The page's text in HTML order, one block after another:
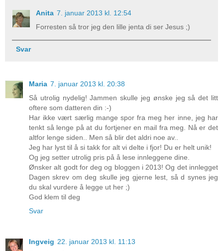
Anita 7. januar 2013 kl. 12:54
Forresten så tror jeg den lille jenta di ser Jesus ;)
Svar
Maria 7. januar 2013 kl. 20:38
Så utrolig nydelig! Jammen skulle jeg ønske jeg så det litt
oftere som datteren din :-)
Har ikke vært særlig mange spor fra meg her inne, jeg har
tenkt så lenge på at du fortjener en mail fra meg. Nå er det
altfor lenge siden.. Men så blir det aldri noe av..
Jeg har lyst til å si takk for alt vi delte i fjor! Du er helt unik!
Og jeg setter utrolig pris på å lese innleggene dine.
Ønsker alt godt for deg og bloggen i 2013! Og det innlegget
Dagen skrev om deg skulle jeg gjerne lest, så d synes jeg
du skal vurdere å legge ut her ;)
God klem til deg
Svar
Ingveig 22. januar 2013 kl. 11:13